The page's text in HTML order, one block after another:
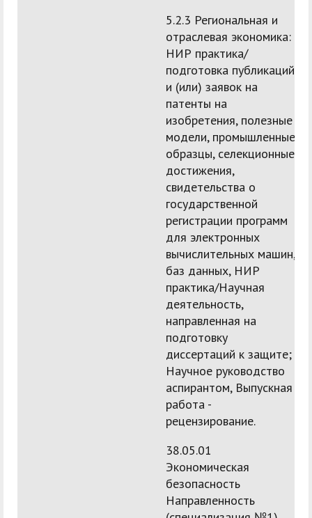
5.2.3 Региональная и
отраслевая экономика:
НИР практика/
подготовка публикаций
и (или) заявок на
патенты на
изобретения, полезные
модели, промышленные
образцы, селекционные
достижения,
свидетельства о
государственной
регистрации программ
для электронных
вычислительных машин,
баз данных, НИР
практика/Научная
деятельность,
направленная на
подготовку
диссертаций к защите;
Научное руководство
аспирантом, Выпускная
работа -
рецензирование.
38.05.01
Экономическая
безопасность
Направленность